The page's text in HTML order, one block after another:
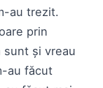
au trezit.
prin
sunt și vreau
au făcut